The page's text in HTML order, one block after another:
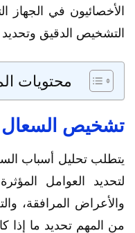
الأخصائيون في الجهاز
التشخيص الدقيق وتحديد
محتويات
تشخيص السعال
يتطلب تحليل أسباب
لتحديد العوامل
والأعراض المرافقة،
من المهم تحديد ما إذا